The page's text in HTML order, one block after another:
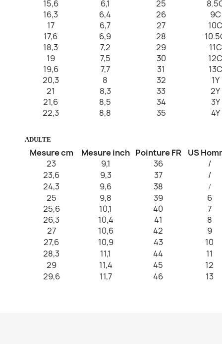
15,6
6,1 25
16,3
6,4 26
9C
17
6,7 27
10C
17,6
6,9 28
18,3
7,2 29
11C
19
7,5 30
12C
19,6
7,7 31
13C
20,3
8 32
1Y
21
8,3 33
2Y
21,6
8,5 34
3Y
22,3
8,8 35 4Y
ADULTE
Mesure cm Mesure inch Pointure FR
US
23
9,1 36
/
23,6
9,3 37
/
24,3
9,6 38 /
25 9,8 39
6
25,6
10,1 40
7
26,3
10,4 41
8
27
10,6 42
9
27,6
10,9 43
10
28,3
11,1 44
11
29
11,4 45
12
29,6
11,7 46 13